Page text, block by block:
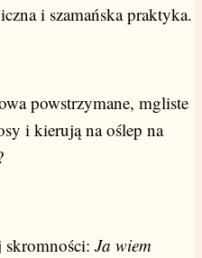
i szamańska praktyka.
powstrzymane, mgliste
i kierują na oślep na
skromności: Ja wiem